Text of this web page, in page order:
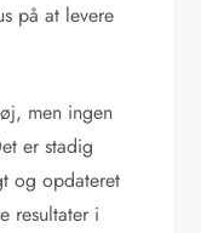
på at levere
men ingen
er stadig
og opdateret
resultater i